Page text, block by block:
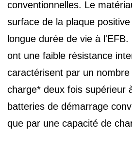
conventionnelles. Le
surface de la plaque
longue durée de vie à
ont une faible résistance
caractérisent par un
charge* deux fois supérieur
batteries de démarrage
que par une capacité de